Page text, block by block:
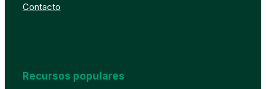
Contacto
Recursos populares